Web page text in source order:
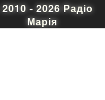
- 2026 Радіо
Марія